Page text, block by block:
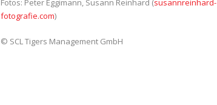
Fotos: Peter Eggimann, Susann Reinhard (susannreinhard-
fotografie.com)
© SCL Tigers Management GmbH